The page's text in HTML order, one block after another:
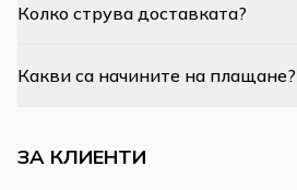
Колко струва доставката?
Какви са начините на плащане?
ЗА КЛИЕНТИ